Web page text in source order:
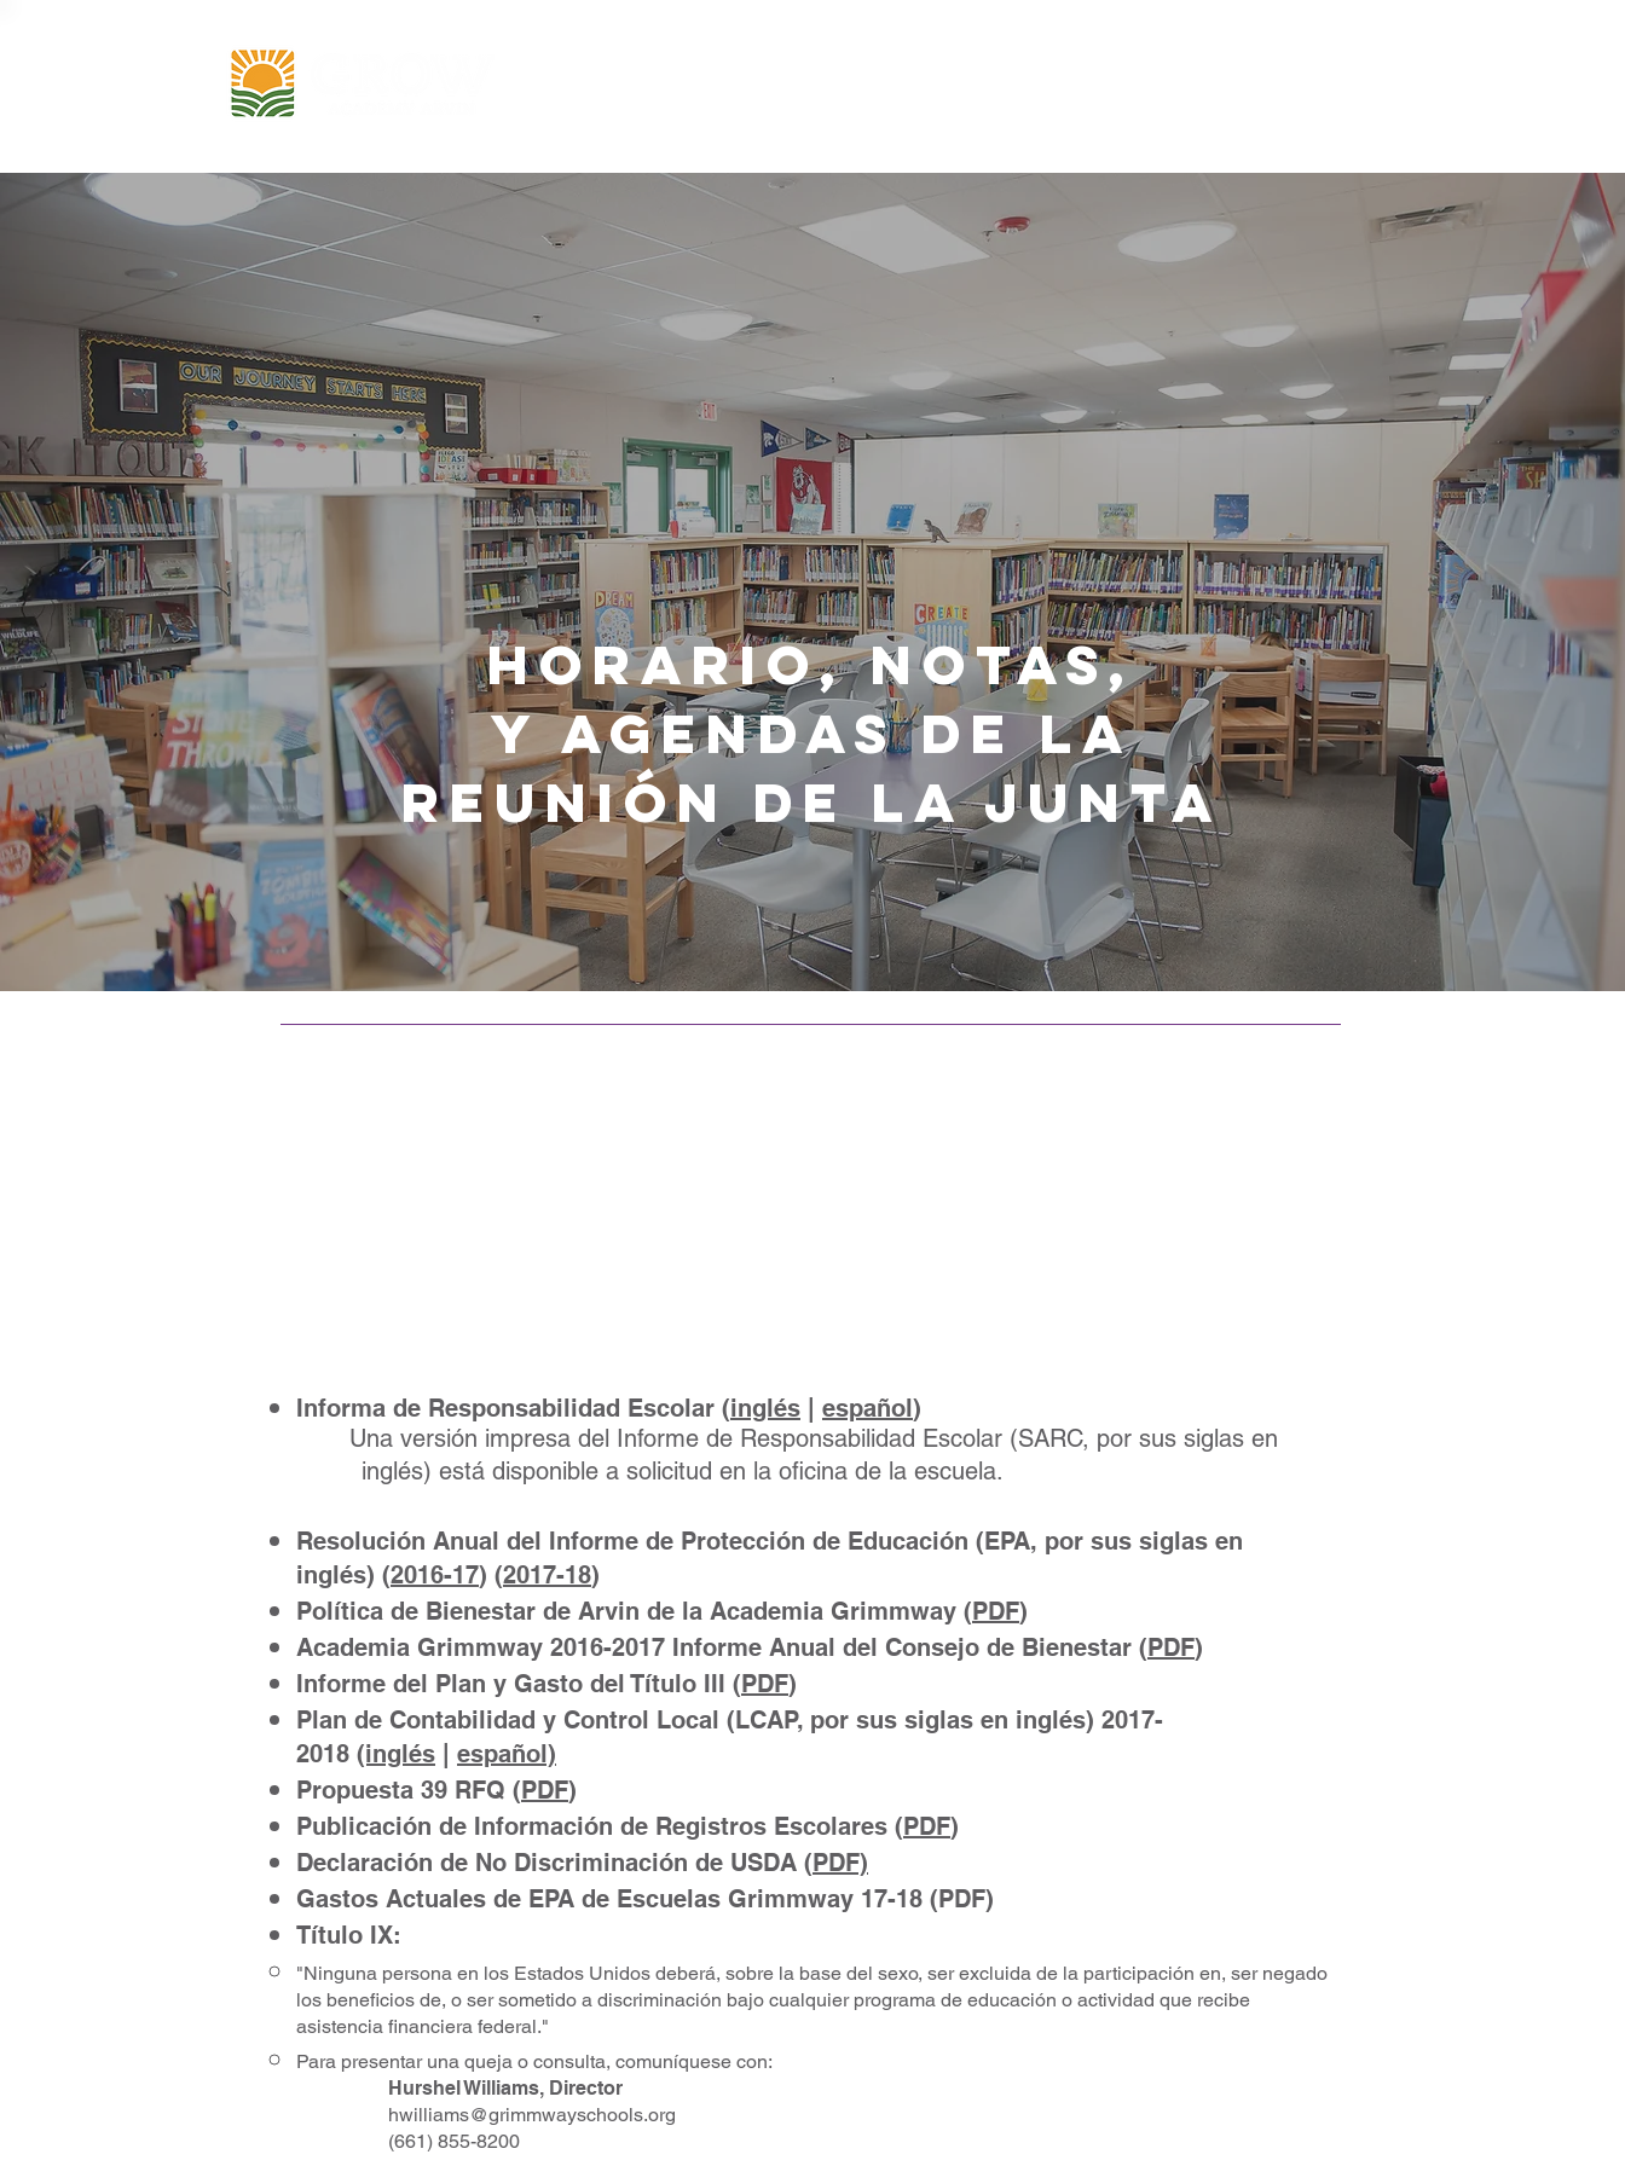
Horario, Notas,
y Agendas de la
Reunión de la Junta
Informa de Responsabilidad Escolar (inglés español)
Una versión impresa del Informe de Responsabilidad Escolar (SARC, por sus siglas en
inglés) está disponible a solicitud en la oficina de la escuela.
Resolución Anual del Informe de Protección de Educación (EPA, por sus siglas en
inglés) (2016-17) (2017-18)
Política de Bienestar de Arvin de la Academia Grimmway (PDF)
Academia Grimmway 2016-2017 Informe Anual del Consejo de Bienestar (PDF)
Informe del Plan y Gasto del Título III (PDF)
Plan de Contabilidad y Control Local (LCAP, por sus siglas en inglés) 2017-
2018 (inglés
español)
Propuesta 39 RFQ (PDF)
Publicación de Información de Registros Escolares (PDF)
Declaración de No Discriminación de USDA (PDF)
Gastos Actuales de EPA de Escuelas Grimmway 17-18 (PDF)
Título IX:
"Ninguna persona en los Estados Unidos deberá, sobre la base del sexo, ser excluida de la participación en, ser negado
los beneficios de, o ser sometido a discriminación bajo cualquier programa de educación o actividad que recibe
asistencia financiera federal."
Para presentar una queja o consulta, comuníquese con:
Hurshel Williams, Director
hwilliams@grimmwayschools.org
(661) 855-8200